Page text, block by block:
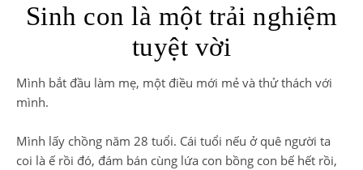
Sinh con là một trải nghiệm
tuyệt vời
Mình bắt đầu làm mẹ, một điều mới mẻ và thử thách với
mình.
Mình lấy chồng năm 28 tuổi. Cái tuổi nếu ở quê người ta
coi là ế rồi đó, đám bán cùng lứa con bồng con bế hết rồi,